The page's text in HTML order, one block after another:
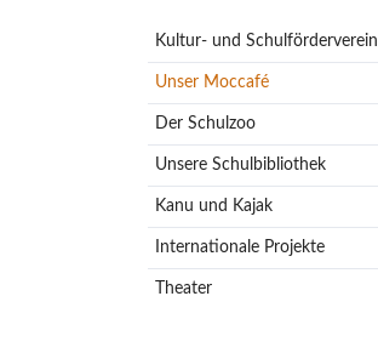
Kultur- und Schulförderverein
Unser Moccafé
Der Schulzoo
Unsere Schulbibliothek
Kanu und Kajak
Internationale Projekte
Theater